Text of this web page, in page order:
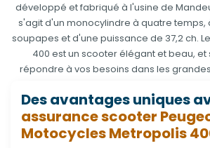
développé et fabriqué à l'usine de
s'agit d'un monocylindre à quatre temps,
soupapes et d'une puissance de 37,2 ch.
400 est un scooter élégant et beau,
répondre à vos besoins dans les
monde. Son gain de couple à bas régime
permettent une conduite assurée, plus
bruyante et plus économe pour la plus
celles et ceux qui veulent sortir en ville en
Des avantages uniques
assurance scooter
Motocycles Metropolis